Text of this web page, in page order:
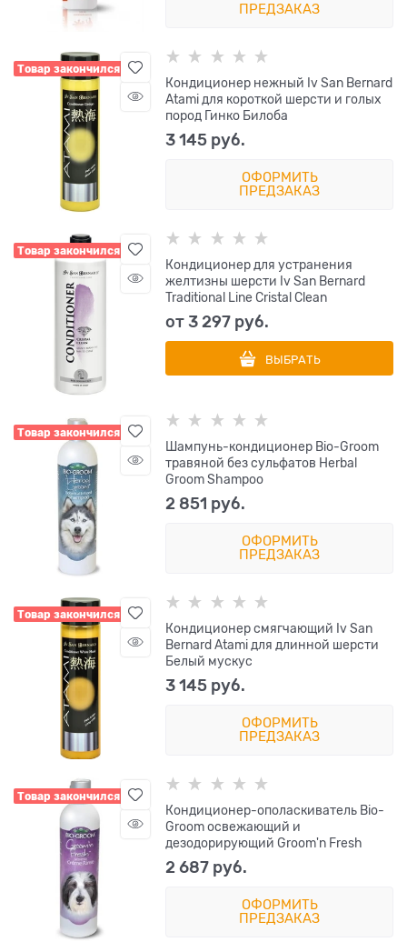
ПРЕДЗАКАЗ
Товар закончился
Кондиционер нежный Iv San Bernard
Atami для короткой шерсти и голых
пород Гинко Билоба
3 145 руб.
ОФОРМИТЬ
ПРЕДЗАКАЗ
Товар закончился
Кондиционер для устранения
желтизны шерсти Iv San Bernard
Traditional Line Cristal Clean
от3 297 руб.
ВЫБРАТЬ
Товар закончился
Шампунь-кондиционер Bio-Groom
травяной без сульфатов Herbal
Groom Shampoo
2 851 руб.
ОФОРМИТЬ
ПРЕДЗАКАЗ
Товар закончился
Кондиционер смягчающий Iv San
Bernard Atami для длинной шерсти
Белый мускус
3 145 руб.
ОФОРМИТЬ
ПРЕДЗАКАЗ
Товар закончился
Кондиционер-ополаскиватель Bio-
Groom освежающий и
дезодорирующий Groom'n Fresh
2 687 руб.
ОФОРМИТЬ
ПРЕДЗАКАЗ